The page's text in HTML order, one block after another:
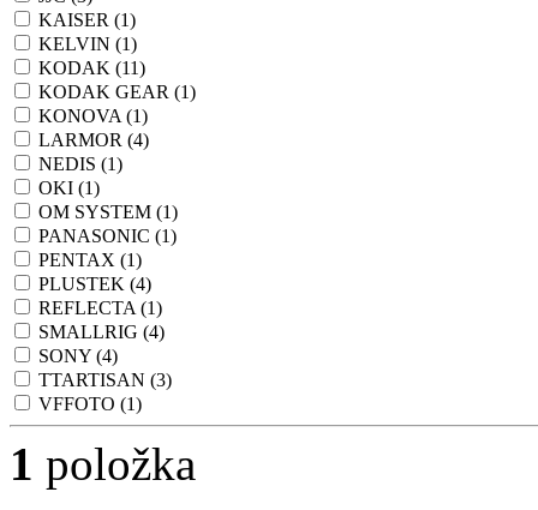
KAISER (1)
KELVIN (1)
KODAK (11)
KODAK GEAR (1)
KONOVA(1)
LARMOR (4)
NEDIS (1)
OKI (1)
OM SYSTEM (1)
PANASONIC (1)
PENTAX (1)
PLUSTEK (4)
REFLECTA(1)
SMALLRIG (4)
SONY (4)
TTARTISAN (3)
VFFOTO (1)
1 položka